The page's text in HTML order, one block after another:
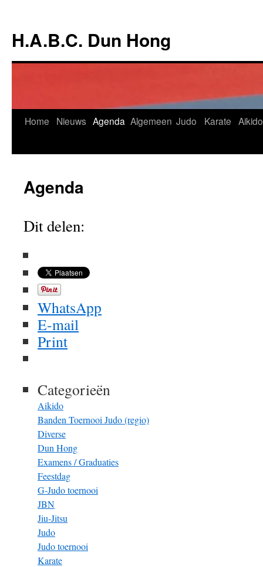
de
inhoud
H.A.B.C. Dun Hong
Home Nieuws Agenda Algemeen Judo Karate Aikido
Agenda
Dit delen:
WhatsApp
E-mail
Print
Categorieën
Aikido
Banden Toernooi Judo (regio)
Diverse
Dun Hong
Examens / Graduaties
Feestdag
G-Judo toernooi
JBN
Jiu-Jitsu
Judo
Judo toernooi
Karate